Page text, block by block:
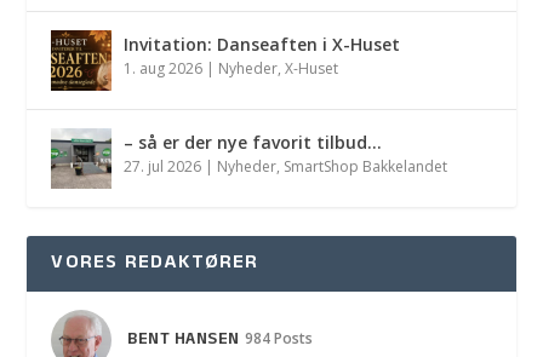
Invitation: Danseaften i X-Huset
1. aug 2026 | Nyheder,X-Huset
– så er der nye favorit tilbud…
27. jul 2026 | Nyheder, SmartShop Bakkelandet
VORES REDAKTØRER
BENT HANSEN 984 Posts